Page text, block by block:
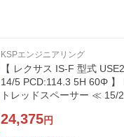
KSPエンジニアリング
【 レクサス IS-F 型式
14/5 PCD:114.3 5H 60Φ 】
トレッドスペーサー ≪ 15/
24,375円